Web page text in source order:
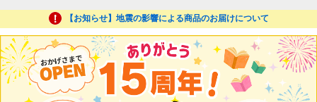
【お知らせ】地震の影響による商品のお届けについて